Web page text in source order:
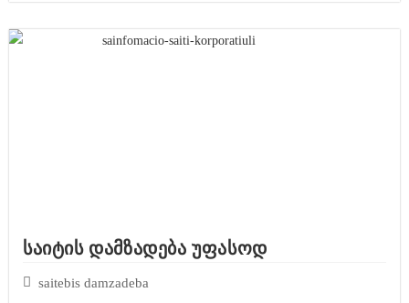
საიტის დამზადება უფასოდ
saitebis damzadeba